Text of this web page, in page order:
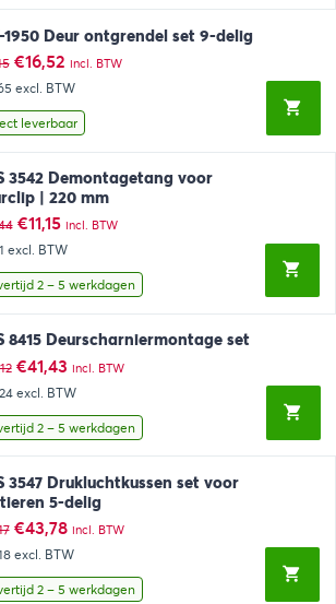
1950 Deur ontgrendel set 9-delig
Oorspronkelijke
prijs
was:
€18,15.
€16,52Huidige
prijs
is:
€16,52.
incl. BTW
excl. BTW
leverbaar
3542 Demontagetang voor
| 220 mm
Oorspronkelijke
prijs
was:
€19,44.
€11,15Huidige
prijs
is:
€11,15.
incl. BTW
excl. BTW
2 – 5 werkdagen
8415 Deurscharniermontage set
Oorspronkelijke
prijs
was:
€60,12.
€41,43Huidige
prijs
is:
€41,43.
incl. BTW
excl. BTW
2 – 5 werkdagen
3547 Drukluchtkussen set voor
5-delig
Oorspronkelijke
prijs
was:
€63,17.
€43,78Huidige
prijs
is:
€43,78.
incl. BTW
excl. BTW
2 – 5 werkdagen